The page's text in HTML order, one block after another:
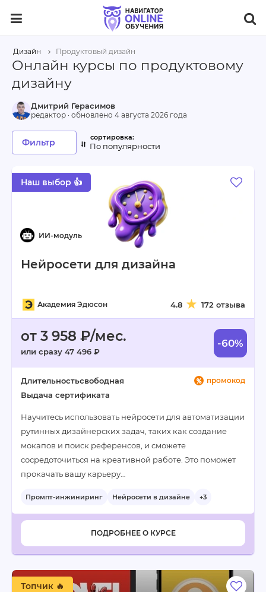
Дизайн Продуктовый дизайн
Онлайн курсы по продуктовому
дизайну
Нейросети для дизайна
Академия Эдюсон 4.8 172 отзыва
от 3 958 ₽/мес.
или сразу 47 496 ₽
-60%
промокод
Длительностьсвободная
Выдача сертификата
Научитесь использовать нейросети для автоматизации
рутинных дизайнерских задач, таких как создание
мокапов и поиск референсов, и сможете
сосредоточиться на креативной работе. Это поможет
прокачать вашу карьеру…
Промпт-инжиниринг Нейросети в дизайне +3
ПОДРОБНЕЕ О КУРСЕ
Наш выбор 👍
Топчик 🔥
Дмитрий Герасимов
редактор · обновлено 4 августа 2026 года
Фильтр По популярности